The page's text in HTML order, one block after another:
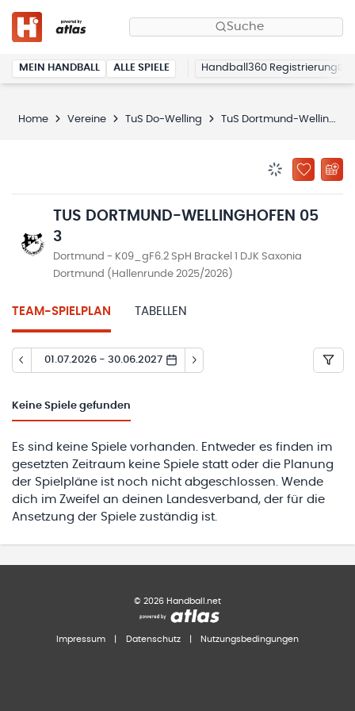
Suche
MEIN HANDBALL ALLE SPIELE Handball360 Registrierung
Home Vereine TuS Do-Welling TuS Dortmund-Wellinghofen 05 3
ZU
TUS DORTMUND-WELLINGHOFEN 05
3
Dortmund - K09_gF6.2 SpH Brackel 1 DJK Saxonia
Dortmund (Hallenrunde 2025/2026)
TEAM-SPIELPLAN TABELLEN
01.07.2026 - 30.06.2027
Keine Spiele gefunden
Es sind keine Spiele vorhanden. Entweder es finden im
gesetzten Zeitraum keine Spiele statt oder die Planung
der Spielpläne ist noch nicht abgeschlossen. Wende
dich im Zweifel an deinen Landesverband, der für die
Ansetzung der Spiele zuständig ist.
© 2026 Handball.net
Impressum Datenschutz Nutzungsbedingungen